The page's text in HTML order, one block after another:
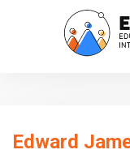
Edward